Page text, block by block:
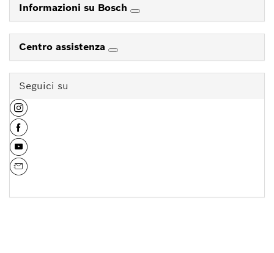
Informazioni su Bosch
Centro assistenza
Seguici su